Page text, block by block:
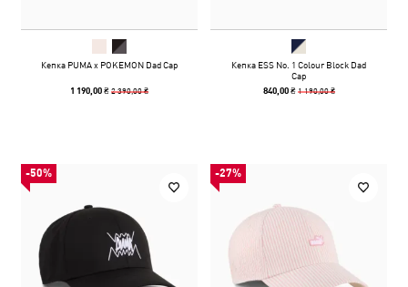
Кепка PUMA x POKEMON Dad Cap
1 190,00 ₴2 390,00 ₴
Кепка ESS No. 1 Colour Block Dad
Cap
840,00 ₴ 1 190,00 ₴
-50% -27%